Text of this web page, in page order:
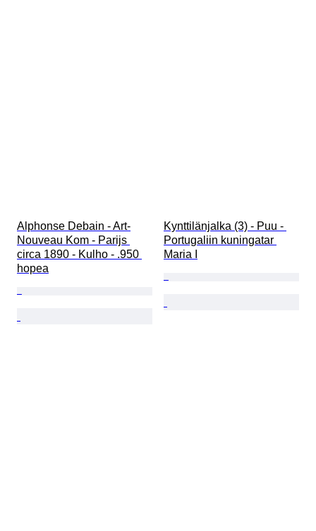
Alphonse Debain - Art-
Nouveau Kom - Parijs
circa 1890 - Kulho - .950
hopea
Kynttilänjalka (3) - Puu -
Portugaliin kuningatar
Maria I